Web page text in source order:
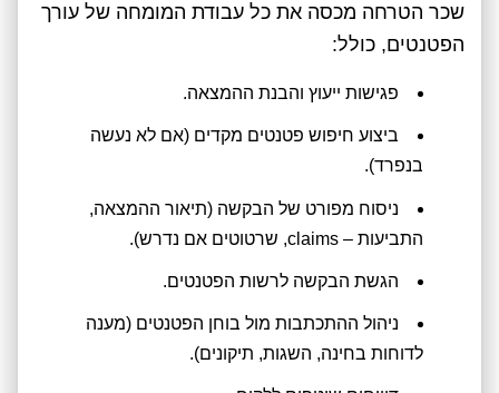
שכר הטרחה מכסה את כל עבודת המומחה של עורך
הפטנטים, כולל:
פגישות ייעוץ והבנת ההמצאה.
ביצוע חיפוש פטנטים מקדים (אם לא נעשה
בנפרד).
ניסוח מפורט של הבקשה (תיאור ההמצאה,
התביעות – claims, שרטוטים אם נדרש).
הגשת הבקשה לרשות הפטנטים.
ניהול ההתכתבות מול בוחן הפטנטים (מענה
לדוחות בחינה, השגות, תיקונים).